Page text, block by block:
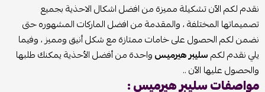
نقدم لكم الآن تشكيلة مميزة من افضل اشكال الاحذية بجميع
تصميماتها المختلفة ، والمقدمة من افضل الماركات المشهوره حتى
نضمن لكم الحصول على خامات ممتازة مع شكل أنيق ومميز ، وفيما
يلي نقدم لكمسليبر هيرميسواحدة من أفضل الأحذية يمكنك طلبها
والحصول عليها الآن ..
مواصفات سليبر هيرميس :